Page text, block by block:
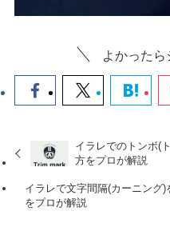
よかったら
イラレでのトンボ(
方をプロが解説
イラレで文字間隔(カーニング)
をプロが解説